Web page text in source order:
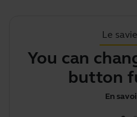
Le
You can
button
En